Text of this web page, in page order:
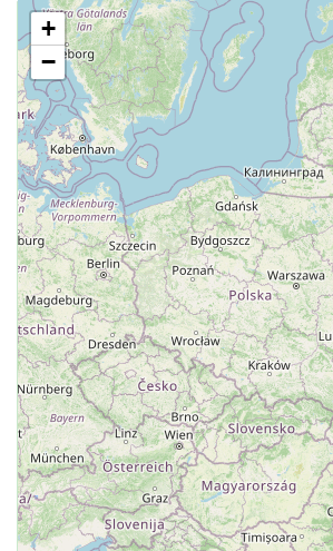
+
−